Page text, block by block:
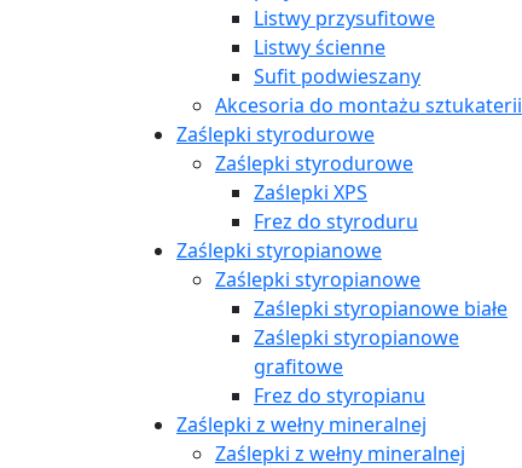
Listwy przysufitowe
Listwy ścienne
Sufit podwieszany
Akcesoria do montażu sztukaterii
Zaślepki styrodurowe
Zaślepki styrodurowe
Zaślepki XPS
Frez do styroduru
Zaślepki styropianowe
Zaślepki styropianowe
Zaślepki styropianowe białe
Zaślepki styropianowe
grafitowe
Frez do styropianu
Zaślepki z wełny mineralnej
Zaślepki z wełny mineralnej